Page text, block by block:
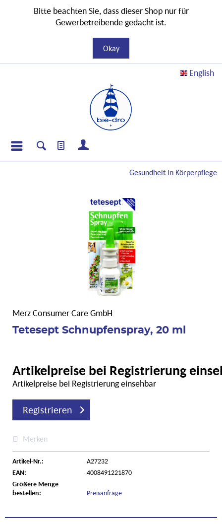
English
Gesundheit in Körperpflege
Merz Consumer Care GmbH
Tetesept Schnupfenspray, 20 ml
Artikelpreise bei Registrierung
Artikelpreise bei Registrierung einsehbar
Registrieren
Merken
Artikel-Nr.:
A27232
EAN:
4008491221870
Größere Menge
bestellen:
Preisanfrage
Bitte beachten Sie, dass dieser Shop nur für
Gewerbetreibende gedacht ist.
Okay